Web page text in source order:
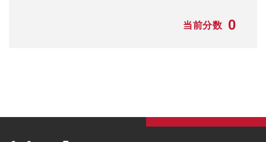
当前分数 0